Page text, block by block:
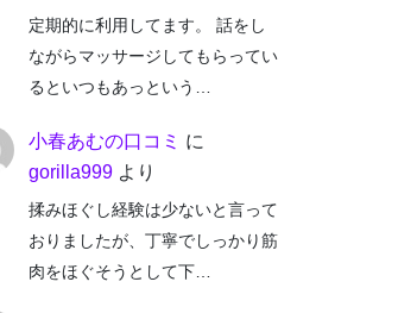
定期的に利用してます。 話をし
ながらマッサージしてもらってい
るといつもあっという…
小春あむの口コミ に
gorilla999 より
揉みほぐし経験は少ないと言って
おりましたが、丁寧でしっかり筋
肉をほぐそうとして下…